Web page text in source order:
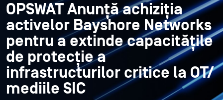
OPSWAT Anunță achiziția
activelor Bayshore Networks
pentru a extinde capacitățile
de protecție a
infrastructurilor critice la OT/
mediile SIC